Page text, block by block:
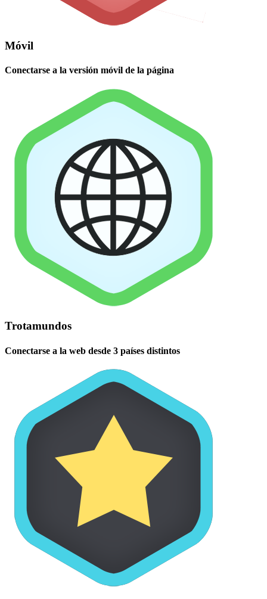
Móvil
Conectarse a la versión móvil de la página
Trotamundos
Conectarse a la web desde 3 países distintos